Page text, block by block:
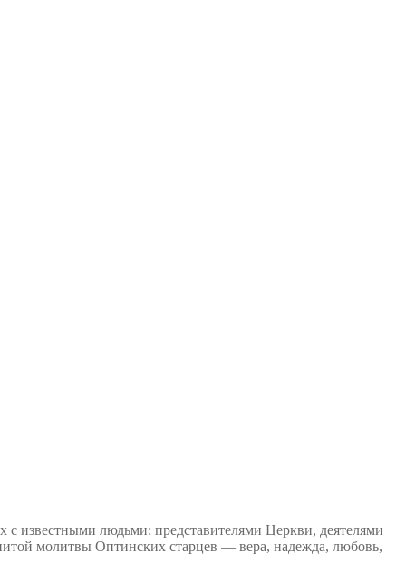
известными людьми: представителями Церкви, деятелями
молитвы Оптинских старцев — вера, надежда, любовь,